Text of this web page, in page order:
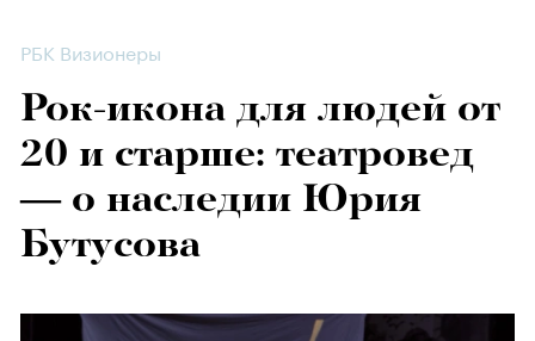
РБК Визионеры
Рок-икона для людей от
20 и старше: театровед
— о наследии Юрия
Бутусова